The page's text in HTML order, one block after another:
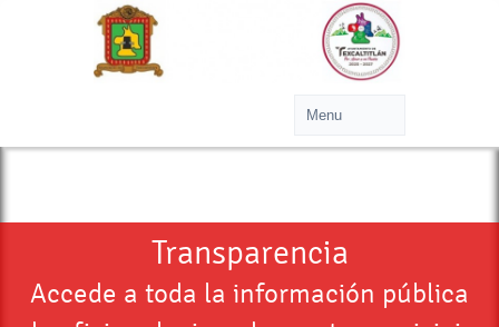
Transparencia
Accede a toda la información pública